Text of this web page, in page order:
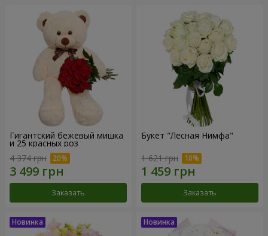
Гигантский бежевый мишка
и 25 красных роз
4 374 грн
Заказать
Букет "Лесная Нимфа"
1 621 грн
Заказать